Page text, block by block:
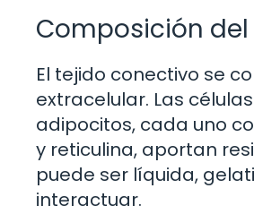
Composición
El tejido conectivo se
extracelular. Las
adipocitos, cada uno
y reticulina, aportan
puede ser líquida,
interactuar.